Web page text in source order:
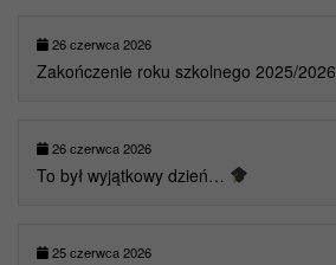
26 czerwca 2026
Zakończenie roku szkolnego 2025/2026
26 czerwca 2026
To był wyjątkowy dzień…
25 czerwca 2026